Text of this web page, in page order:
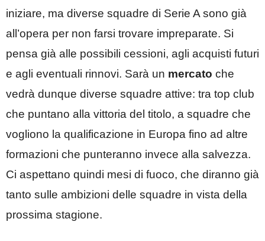
iniziare, ma diverse squadre di Serie A sono già
all’opera per non farsi trovare impreparate. Si
pensa già alle possibili cessioni, agli acquisti futuri
e agli eventuali rinnovi. Sarà un mercato che
vedrà dunque diverse squadre attive: tra top club
che puntano alla vittoria del titolo, a squadre che
vogliono la qualificazione in Europa fino ad altre
formazioni che punteranno invece alla salvezza.
Ci aspettano quindi mesi di fuoco, che diranno già
tanto sulle ambizioni delle squadre in vista della
prossima stagione.